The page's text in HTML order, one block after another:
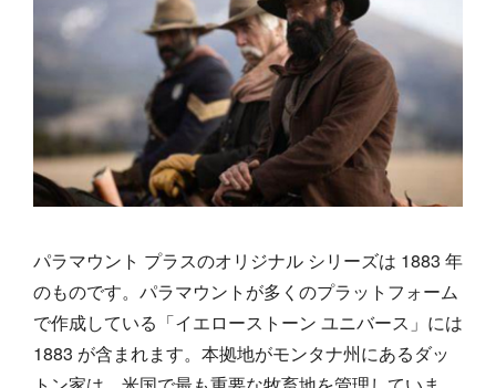
パラマウント プラスのオリジナル シリーズは 1883 年
のものです。パラマウントが多くのプラットフォーム
で作成している「イエローストーン ユニバース」には
1883 が含まれます。本拠地がモンタナ州にあるダッ